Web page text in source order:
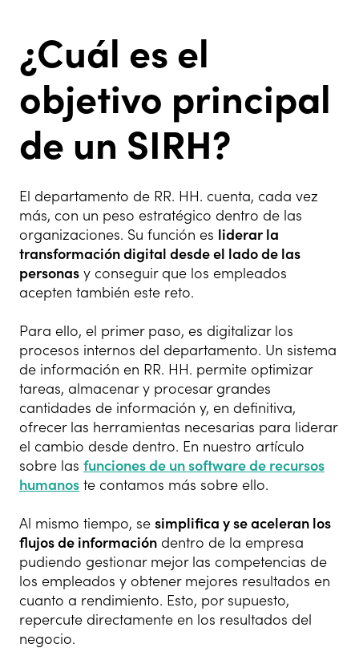
¿Cuál es el
objetivo principal
de un SIRH?
El departamento de RR. HH. cuenta, cada vez
más, con un peso estratégico dentro de las
organizaciones. Su función es liderar la
transformación digital desde el lado de las
personas y conseguir que los empleados
acepten también este reto.
Para ello, el primer paso, es digitalizar los
procesos internos del departamento. Un sistema
de información en RR. HH. permite optimizar
tareas, almacenar y procesar grandes
cantidades de información y, en definitiva,
ofrecer las herramientas necesarias para liderar
el cambio desde dentro. En nuestro artículo
sobre las funciones de un software de recursos
humanos te contamos más sobre ello.
Al mismo tiempo, se simplifica y se aceleran los
flujos de información dentro de la empresa
pudiendo gestionar mejor las competencias de
los empleados y obtener mejores resultados en
cuanto a rendimiento. Esto, por supuesto,
repercute directamente en los resultados del
negocio.